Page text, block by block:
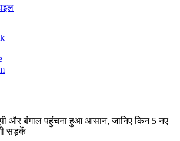
और बंगाल पहुंचना हुआ आसान, जानिए किन 5 नए
सड़कें